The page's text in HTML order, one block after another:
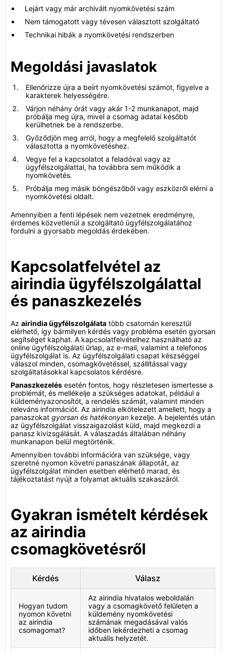
Lejárt vagy már archivált nyomkövetési szám
Nem támogatott vagy tévesen választott szolgáltató
Technikai hibák a nyomkövetési rendszerben
Megoldási javaslatok
Ellenőrizze újra a beírt nyomkövetési számot, figyelve a
karakterek helyességére.
Várjon néhány órát vagy akár 1-2 munkanapot, majd
próbálja meg újra, mivel a csomag adatai később
kerülhetnek be a rendszerbe.
Győződjön meg arról, hogy a megfelelő szolgáltatót
választotta a nyomkövetéshez.
Vegye fel a kapcsolatot a feladóval vagy az
ügyfélszolgálattal, ha továbbra sem működik a
nyomkövetés.
Próbálja meg másik böngészőből vagy eszközről elérni a
nyomkövetési oldalt.
Amennyiben a fenti lépések nem vezetnek eredményre,
érdemes közvetlenül a szolgáltató ügyfélszolgálatához
fordulni a gyorsabb megoldás érdekében.
Kapcsolatfelvétel az
airindia ügyfélszolgálattal
és panaszkezelés
Az airindia ügyfélszolgálata több csatornán keresztül
elérhető, így bármilyen kérdés vagy probléma esetén gyorsan
segítséget kaphat. A kapcsolatfelvételhez használható az
online ügyfélszolgálati űrlap, az e-mail, valamint a telefonos
ügyfélszolgálat is. Az ügyfélszolgálati csapat készséggel
válaszol minden, csomagkövetéssel, szállítással vagy
szolgáltatásokkal kapcsolatos kérdésre.
Panaszkezelés esetén fontos, hogy részletesen ismertesse a
problémát, és mellékelje a szükséges adatokat, például a
küldeményazonosítót, a rendelés számát, valamint minden
releváns információt. Az airindia elkötelezett amellett, hogy a
panaszokat gyorsan és hatékonyan kezelje. A bejelentés után
az ügyfélszolgálat visszaigazolást küld, majd megkezdi a
panasz kivizsgálását. A válaszadás általában néhány
munkanapon belül megtörténik.
Amennyiben további információra van szüksége, vagy
szeretné nyomon követni panaszának állapotát, az
ügyfélszolgálat minden esetben elérhető marad, és
tájékoztatást nyújt a folyamat aktuális szakaszáról.
Gyakran ismételt kérdések
az airindia
csomagkövetésről
Kérdés Válasz
Hogyan tudom
nyomon követni
az airindia
csomagomat?
Az airindia hivatalos weboldalán
vagy a csomagkövető felületen a
küldemény nyomkövetési
számának megadásával valós
időben lekérdezheti a csomag
aktuális helyzetét.